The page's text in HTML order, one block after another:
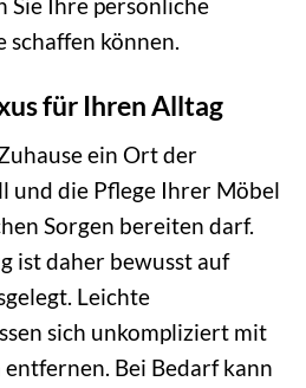
Sie Ihre persönliche
können.
für Ihren Alltag
ein Ort der
und die Pflege Ihrer Möbel
Sorgen bereiten darf.
ist daher bewusst auf
Leichte
sich unkompliziert mit
Bei Bedarf kann